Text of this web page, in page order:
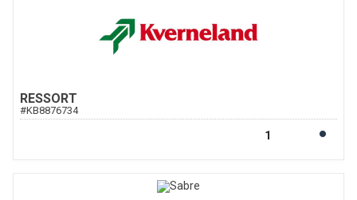
RESSORT
#KB8876734